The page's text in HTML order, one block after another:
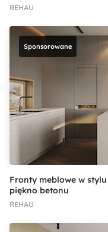
REHAU
Sponsorowane
Fronty meblowe w
piękno betonu
REHAU